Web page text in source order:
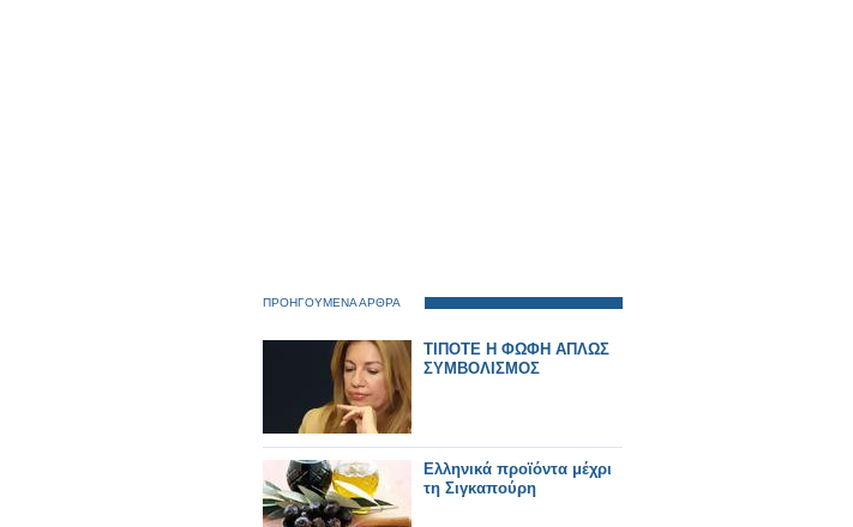
ΠΡΟΗΓΟΥΜΕΝΑ ΑΡΘΡΑ
ΤΙΠΟΤΕ Η ΦΩΦΗ ΑΠΛΩΣ
ΣΥΜΒΟΛΙΣΜΟΣ
Ελληνικά προϊόντα μέχρι
τη Σιγκαπούρη